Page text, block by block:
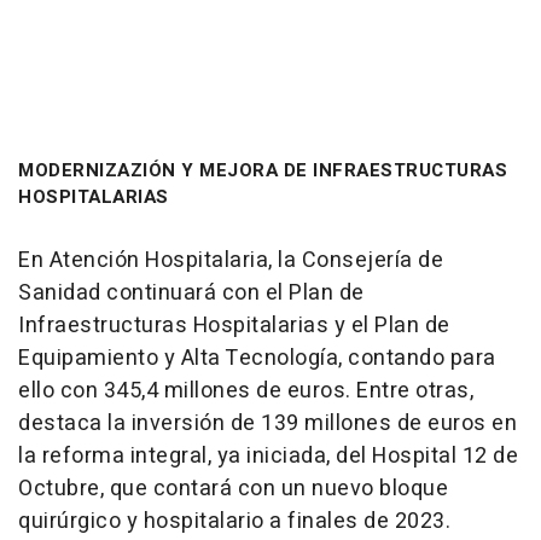
MODERNIZAZIÓN Y MEJORA DE INFRAESTRUCTURAS
HOSPITALARIAS
En Atención Hospitalaria, la Consejería de
Sanidad continuará con el Plan de
Infraestructuras Hospitalarias y el Plan de
Equipamiento y Alta Tecnología, contando para
ello con 345,4 millones de euros. Entre otras,
destaca la inversión de 139 millones de euros en
la reforma integral, ya iniciada, del Hospital 12 de
Octubre, que contará con un nuevo bloque
quirúrgico y hospitalario a finales de 2023.